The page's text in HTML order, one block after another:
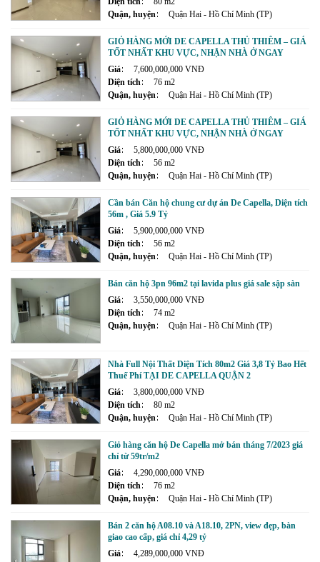
Quận, huyện
Quận Hai - Hồ Chí Minh (TP)
GIỎ HÀNG MỚI DE CAPELLA THỦ THIÊM – GIÁ
TỐT NHẤT KHU VỰC, NHẬN NHÀ Ở NGAY
Giá
7,600,000,000 VNĐ
Diện tích
76 m2
Quận, huyện
Quận Hai - Hồ Chí Minh (TP)
GIỎ HÀNG MỚI DE CAPELLA THỦ THIÊM – GIÁ
TỐT NHẤT KHU VỰC, NHẬN NHÀ Ở NGAY
Giá
5,800,000,000 VNĐ
Diện tích
56 m2
Quận, huyện
Quận Hai - Hồ Chí Minh (TP)
Cần bán Căn hộ chung cư dự án De Capella, Diện tích
56m , Giá 5.9 Tỷ
Giá
5,900,000,000 VNĐ
Diện tích
56 m2
Quận, huyện
Quận Hai - Hồ Chí Minh (TP)
Bán căn hộ 3pn 96m2 tại lavida plus giá sale sập sàn
Giá
3,550,000,000 VNĐ
Diện tích
74 m2
Quận, huyện
Quận Hai - Hồ Chí Minh (TP)
Nhà Full Nội Thất Diện Tích 80m2 Giá 3,8 Tỷ Bao Hết
Thuế Phí TẠI DE CAPELLA QUẬN 2
Giá
3,800,000,000 VNĐ
Diện tích
80 m2
Quận, huyện
Quận Hai - Hồ Chí Minh (TP)
Giỏ hàng căn hộ De Capella mở bán tháng 7/2023 giá
chỉ từ 59tr/m2
Giá
4,290,000,000 VNĐ
Diện tích
76 m2
Quận, huyện
Quận Hai - Hồ Chí Minh (TP)
Bán 2 căn hộ A08.10 và A18.10, 2PN, view đẹp, bàn
giao cao cấp, giá chỉ 4,29 tỷ
Giá
4,289,000,000 VNĐ